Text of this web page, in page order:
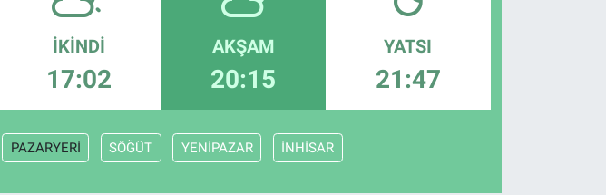
İKINDI
17:02
AKŞAM
20:15
YATSI
21:47
PAZARYERİ SÖĞÜT YENİPAZAR İNHİSAR